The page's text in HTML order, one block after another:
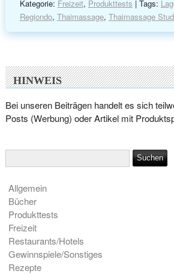
Kategorie: Freizeit, Produkttests | Tags:
Regiondo, Thaimassage, Thaimassage
HINWEIS
Bei unseren Beiträgen handelt es sich
Posts (Werbung) oder Artikel mit
Allgemein
Bücher
Produkttests
Freizeit
Restaurants/Hotels
Gewinnspiele/Sonstiges
Rezepte